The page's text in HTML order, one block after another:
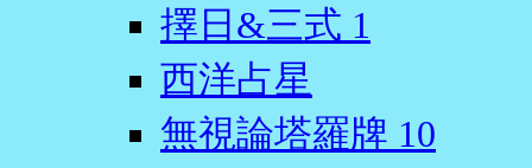
擇日&三式 1
西洋占星
無視論塔羅牌 10